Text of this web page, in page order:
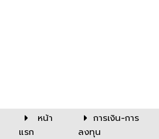
หน้า
แรก
การเงิน-การ
ลงทุน